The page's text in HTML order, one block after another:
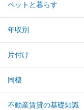
ペットと暮らす
年収別
片付け
同棲
不動産賃貸の基礎知識